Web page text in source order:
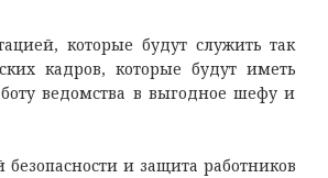
которые будут служить так
кадров, которые будут иметь
ведомства в выгодное шефу и
и защита работников